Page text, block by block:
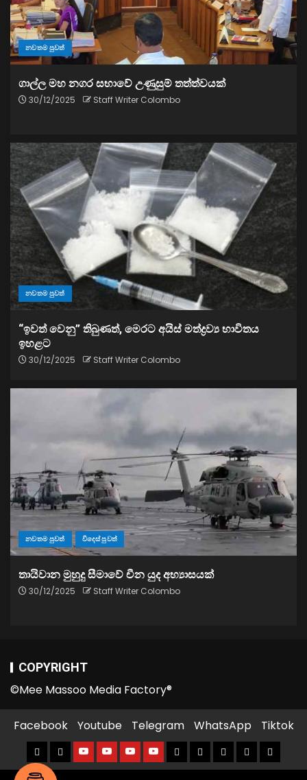
නවතම පුවත්
ගාල්ල මහ නගර සභාවේ උණුසුම් තත්ත්වයක්
30/12/2025 Staff Writer Colombo
නවතම පුවත්
“ඉවත් වෙනු” තිබුණත්, මෙරට අයිස් මත්ද්‍රව්‍ය භාවිතය
ඉහළට
30/12/2025 Staff Writer Colombo
නවතම පුවත් විදෙස් පුවත්
තායිවාන මුහුදු සීමාවේ චීන යුද අභ්‍යාසයක්
30/12/2025 Staff Writer Colombo
COPYRIGHT
©Mee Massoo Media Factory®
Facebook Youtube Telegram WhatsApp Tiktok